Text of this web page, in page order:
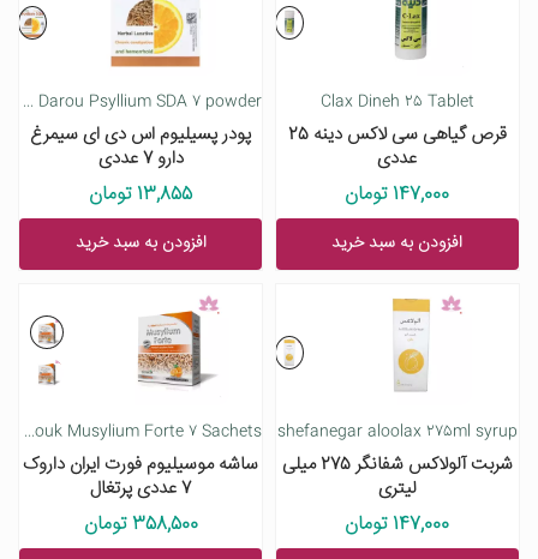
Clax Dineh 25 Tablet
قرص گیاهی سی لاکس دینه 25
عددی
147,000 تومان
افزودن به سبد خرید
Simorgh Darou Psyllium SDA 7 powder
پودر پسیلیوم اس دی ای سیمرغ
دارو 7 عددی
13,855 تومان
افزودن به سبد خرید
shefanegar aloolax 275ml syrup
شربت آلولاکس شفانگر 275 میلی
لیتری
147,000 تومان
Iran Darouk Musylium Forte 7 Sachets
ساشه موسیلیوم فورت ایران داروک
7 عددی پرتغال
358,500 تومان